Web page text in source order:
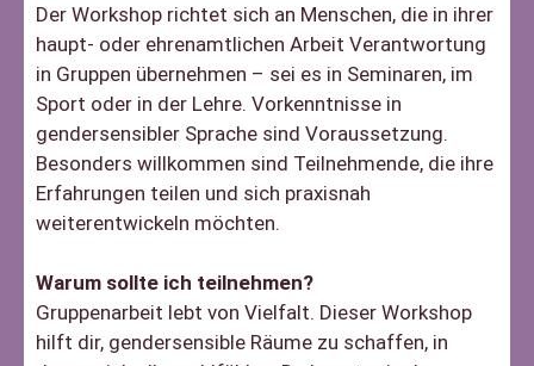
Der Workshop richtet sich an Menschen, die in ihrer
haupt- oder ehrenamtlichen Arbeit Verantwortung
in Gruppen übernehmen – sei es in Seminaren, im
Sport oder in der Lehre. Vorkenntnisse in
gendersensibler Sprache sind Voraussetzung.
Besonders willkommen sind Teilnehmende, die ihre
Erfahrungen teilen und sich praxisnah
weiterentwickeln möchten.
Warum sollte ich teilnehmen?
Gruppenarbeit lebt von Vielfalt. Dieser Workshop
hilft dir, gendersensible Räume zu schaffen, in